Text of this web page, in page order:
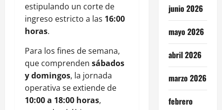
estipulando un corte de
ingreso estricto a las 16:00
horas.
Para los fines de semana,
que comprenden sábados
y domingos, la jornada
operativa se extiende de
10:00 a 18:00 horas,
junio 2026
mayo 2026
abril 2026
marzo 2026
febrero